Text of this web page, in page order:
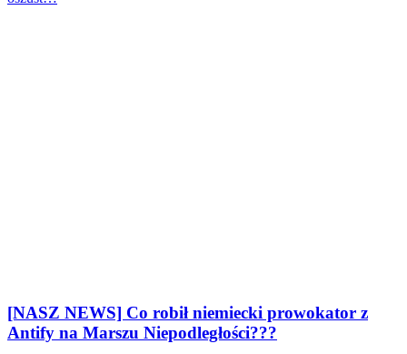
[NASZ NEWS] Co robił niemiecki prowokator z
Antify na Marszu Niepodległości???